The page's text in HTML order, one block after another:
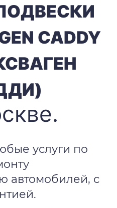
CADDY
услуги по
автомобилей, с